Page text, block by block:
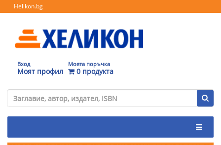
Helikon.bg
Вход
Моят профил
Моята поръчка
0 продукта